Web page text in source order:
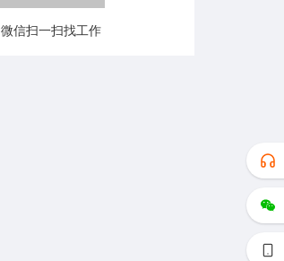
微信扫一扫找工作